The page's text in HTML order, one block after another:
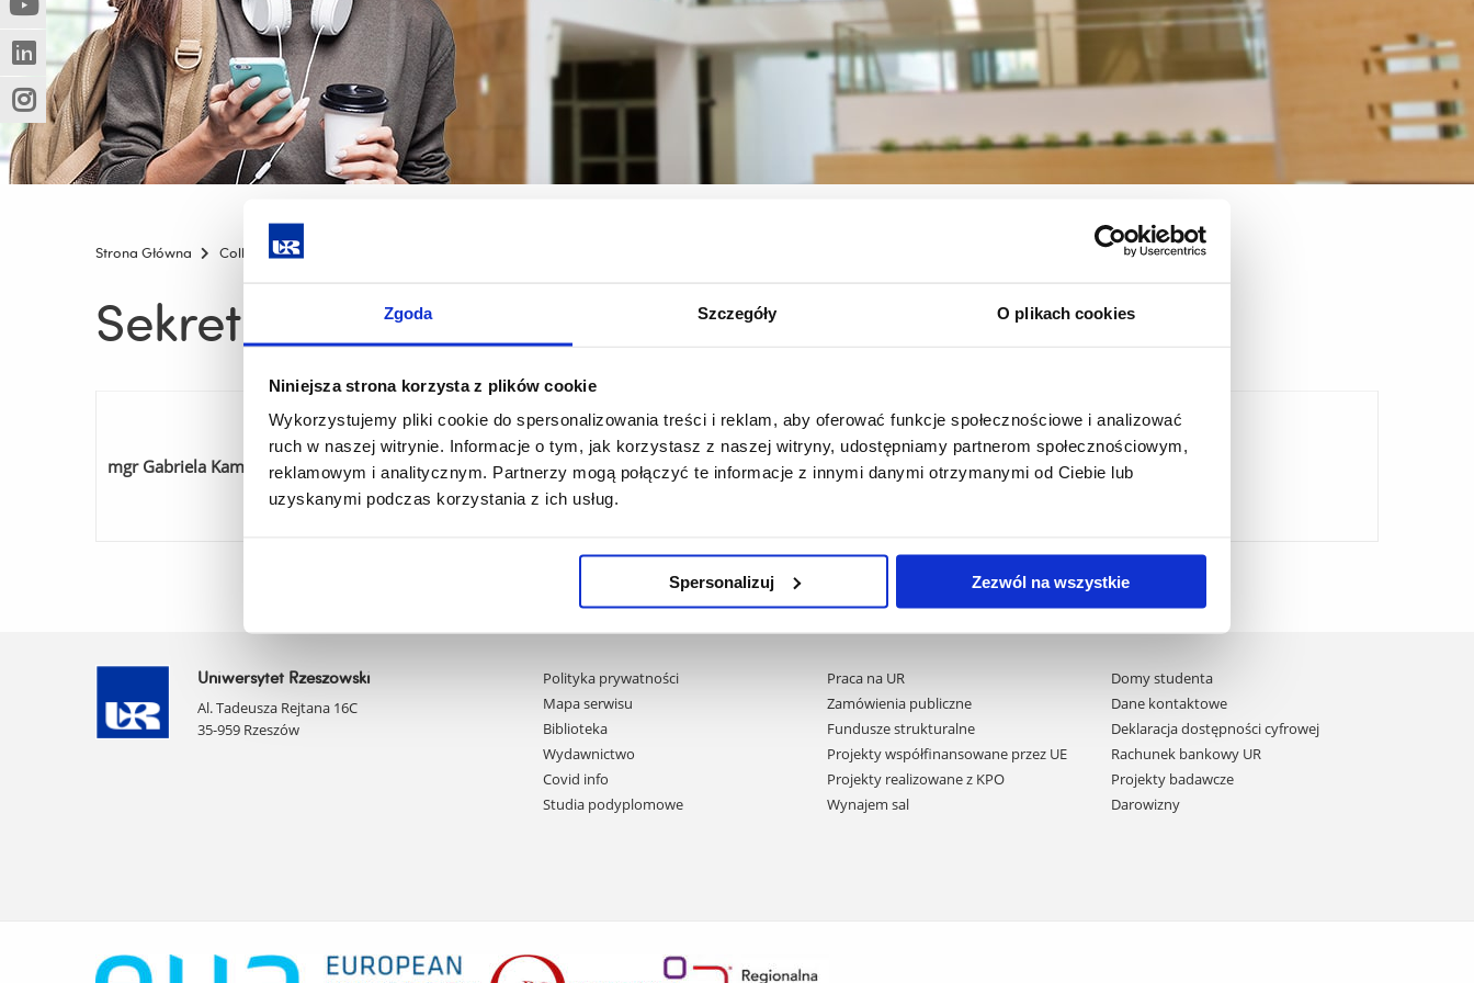
Zgoda Szczegóły O plikach cookies
Niniejsza strona korzysta z plików cookie
Wykorzystujemy pliki cookie do spersonalizowania treści i reklam, aby oferować funkcje społecznościowe i analizować
ruch w naszej witrynie. Informacje o tym, jak korzystasz z naszej witryny, udostępniamy partnerom społecznościowym,
reklamowym i analitycznym. Partnerzy mogą połączyć te informacje z innymi danymi otrzymanymi od Ciebie lub
uzyskanymi podczas korzystania z ich usług.
Spersonalizuj Zezwól na wszystkie
innej
strony)
(Nowe
okno)
(Link
do
innej
strony)
(Nowe
okno)
(Link
do
innej
strony)
(Nowe
okno)
(Link
do
innej
strony)
Strona Główna Collegium Medicum
Sekretariat
mgr Gabriela Kamińska
al. mjr. Wacława. Kopisto 2A
Pokój 315
35-959 Rzeszów
tel. +48 17 872 12 67
Uniwersytet Rzeszowski
Al. Tadeusza Rejtana 16C
35-959 Rzeszów
Pomiń
nawigację
i
przejdź
do
treści
Polityka prywatności
Mapa serwisu
Biblioteka
Wydawnictwo
Covid info
Studia podyplomowe
Praca na UR
Zamówienia publiczne
Fundusze strukturalne
Projekty współfinansowane przez UE
Projekty realizowane z KPO
Wynajem sal
Domy studenta
Dane kontaktowe
Deklaracja dostępności cyfrowej
Rachunek bankowy UR
Projekty badawcze
Darowizny